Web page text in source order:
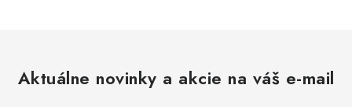
Aktuálne novinky a akcie na váš e-mail